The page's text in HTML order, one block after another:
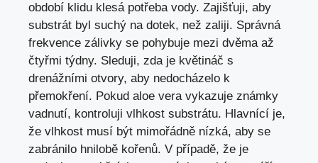
období klidu klesá potřeba vody. Zajišťuji, aby
substrát byl suchý na dotek, než zaliji. Správná
frekvence zálivky se pohybuje mezi dvěma až
čtyřmi týdny. Sleduji, zda je květináč s
drenážními otvory, aby nedocházelo k
přemokření. Pokud aloe vera vykazuje známky
vadnutí, kontroluji vlhkost substrátu. Hlavnící je,
že vlhkost musí být mimořádně nízká, aby se
zabránilo hnilobě kořenů. V případě, že je